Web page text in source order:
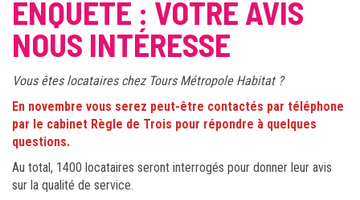
ENQUÊTE : VOTRE AVIS
NOUS INTÉRESSE
Vous êtes locataires chez Tours Métropole Habitat ?
En novembre vous serez peut-être contactés par téléphone
par le cabinet Règle de Trois pour répondre à quelques
questions.
Au total, 1400 locataires seront interrogés pour donner leur avis
sur la qualité de service.